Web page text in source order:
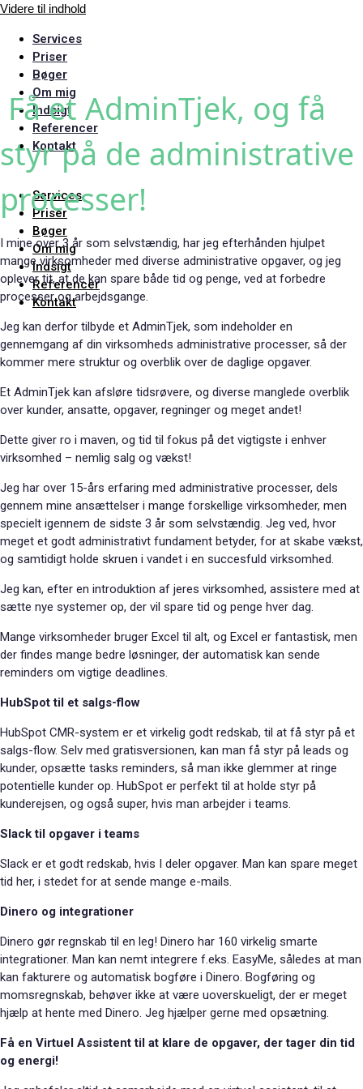
Videre til indhold
Services
Priser
Bøger
Om mig
Indsigt
Referencer
Kontakt
Services
Priser
Bøger
Om mig
Indsigt
Referencer
Kontakt
Få et AdminTjek, og få
styr på de administrative
processer!
I mine over 3 år som selvstændig, har jeg efterhånden hjulpet
mange virksomheder med diverse administrative opgaver, og jeg
oplever tit, at de kan spare både tid og penge, ved at forbedre
processer og arbejdsgange.
Jeg kan derfor tilbyde et AdminTjek, som indeholder en
gennemgang af din virksomheds administrative processer, så der
kommer mere struktur og overblik over de daglige opgaver.
Et AdminTjek kan afsløre tidsrøvere, og diverse manglede overblik
over kunder, ansatte, opgaver, regninger og meget andet!
Dette giver ro i maven, og tid til fokus på det vigtigste i enhver
virksomhed – nemlig salg og vækst!
Jeg har over 15-års erfaring med administrative processer, dels
gennem mine ansættelser i mange forskellige virksomheder, men
specielt igennem de sidste 3 år som selvstændig. Jeg ved, hvor
meget et godt administrativt fundament betyder, for at skabe vækst,
og samtidigt holde skruen i vandet i en succesfuld virksomhed.
Jeg kan, efter en introduktion af jeres virksomhed, assistere med at
sætte nye systemer op, der vil spare tid og penge hver dag.
Mange virksomheder bruger Excel til alt, og Excel er fantastisk, men
der findes mange bedre løsninger, der automatisk kan sende
reminders om vigtige deadlines.
HubSpot til et salgs-flow
HubSpot CMR-system er et virkelig godt redskab, til at få styr på et
salgs-flow. Selv med gratisversionen, kan man få styr på leads og
kunder, opsætte tasks reminders, så man ikke glemmer at ringe
potentielle kunder op. HubSpot er perfekt til at holde styr på
kunderejsen, og også super, hvis man arbejder i teams.
Slack til opgaver i teams
Slack er et godt redskab, hvis I deler opgaver. Man kan spare meget
tid her, i stedet for at sende mange e-mails.
Dinero og integrationer
Dinero gør regnskab til en leg! Dinero har 160 virkelig smarte
integrationer. Man kan nemt integrere f.eks. EasyMe, således at man
kan fakturere og automatisk bogføre i Dinero. Bogføring og
momsregnskab, behøver ikke at være uoverskueligt, der er meget
hjælp at hente med Dinero. Jeg hjælper gerne med opsætning.
Få en Virtuel Assistent til at klare de opgaver, der tager din tid
og energi!